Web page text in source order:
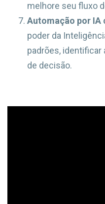
melhore seu fluxo
Automação por IA
poder da
padrões, identificar
de decisão.